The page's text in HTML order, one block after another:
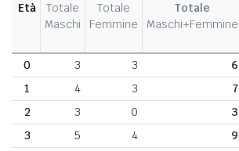
Età
Totale
Maschi
Totale
Femmine
Totale
Maschi+Femmine
0
3 3 6
1
4 3 7
2
3 0 3
3
5 4 9